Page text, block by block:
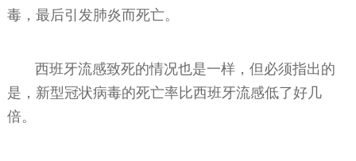
毒，最后引发肺炎而死亡。
西班牙流感致死的情况也是一样，但必须指出的
是，新型冠状病毒的死亡率比西班牙流感低了好几
倍。